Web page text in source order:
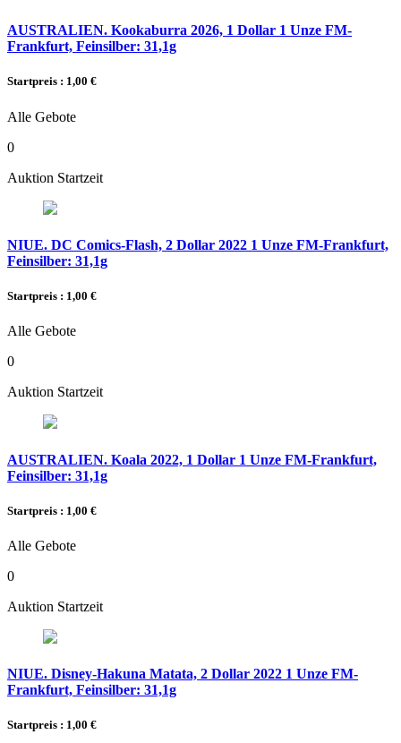
AUSTRALIEN. Kookaburra 2026, 1 Dollar 1 Unze FM-
Frankfurt, Feinsilber: 31,1g
Startpreis : 1,00 €
Alle Gebote
0
Auktion Startzeit
NIUE. DC Comics-Flash, 2 Dollar 2022 1 Unze FM-Frankfurt,
Feinsilber: 31,1g
Startpreis : 1,00 €
Alle Gebote
0
Auktion Startzeit
AUSTRALIEN. Koala 2022, 1 Dollar 1 Unze FM-Frankfurt,
Feinsilber: 31,1g
Startpreis : 1,00 €
Alle Gebote
0
Auktion Startzeit
NIUE. Disney-Hakuna Matata, 2 Dollar 2022 1 Unze FM-
Frankfurt, Feinsilber: 31,1g
Startpreis : 1,00 €